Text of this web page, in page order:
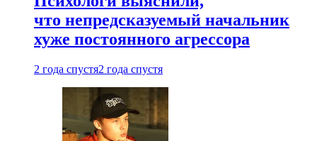
что непредсказуемый начальник
хуже постоянного агрессора
2 года спустя2 года спустя